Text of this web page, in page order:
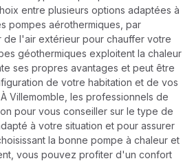
entre plusieurs options adaptées à
pompes aérothermiques, par
de l'air extérieur pour chauffer votre
géothermiques exploitent la chaleur
ses propres avantages et peut être
de votre habitation et de vos
Villemomble, les professionnels de
pour vous conseiller sur le type de
à votre situation et pour assurer
la bonne pompe à chaleur et
vous pouvez profiter d'un confort